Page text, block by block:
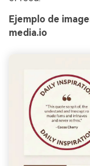
Ejemplo de
media.io